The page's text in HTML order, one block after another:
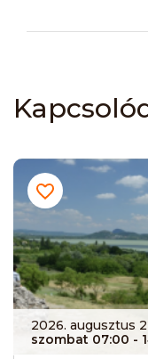
2026. augusztus
szombat 07:00 -